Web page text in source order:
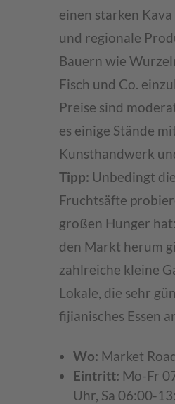
einen starken
und regionale
Bauern wie
Fisch und Co.
Preise sind
es einige Stände
Kunsthandwerk
Tipp: Unbedingt
Fruchtsäfte
großen Hunger
den Markt herum
zahlreiche kleine
Lokale, die sehr
fijianisches Essen
Wo: Market
Eintritt: Mo-Fr
Uhr, Sa 06:00-